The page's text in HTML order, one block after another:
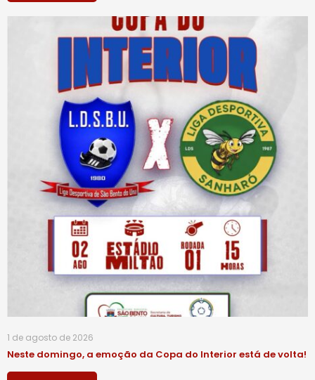
1 de agosto de 2026
Neste domingo, a emoção da Copa do Interior está de volta!